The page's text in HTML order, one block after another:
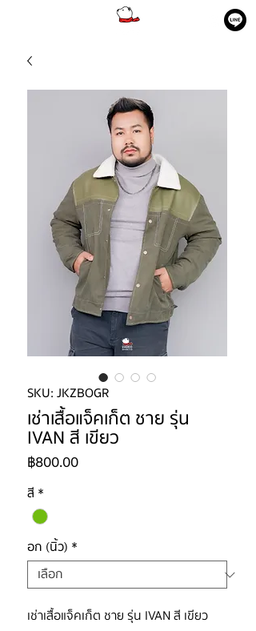
SKU: JKZBOGR
เช่าเสื้อแจ็คเก็ต ชาย รุ่น
IVAN สี เขียว
฿800.00ราคา
สี *
อก (นิ้ว) *
เช่าเสื้อแจ็คเก็ต ชาย รุ่น IVAN สี เขียว